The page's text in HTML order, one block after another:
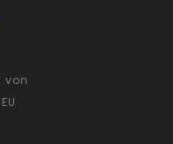
von